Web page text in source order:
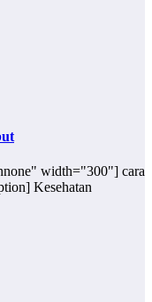
width="300"] cara
Kesehatan